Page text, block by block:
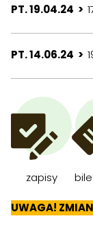
PT. 19.04.24 >
PT. 14.06.24 >
zapisy
UWAGA!